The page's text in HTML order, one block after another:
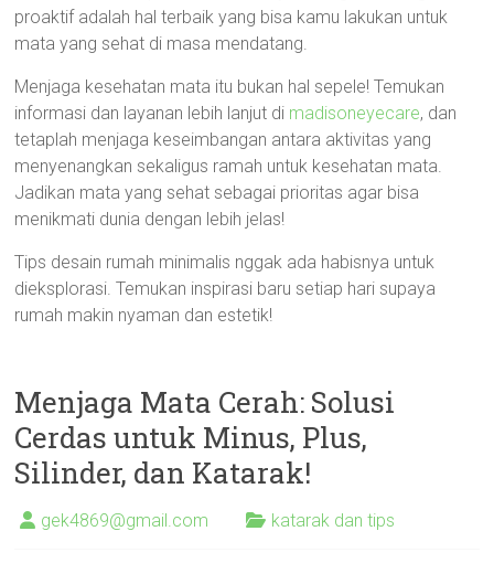
proaktif adalah hal terbaik yang bisa kamu lakukan untuk
mata yang sehat di masa mendatang.
Menjaga kesehatan mata itu bukan hal sepele! Temukan
informasi dan layanan lebih lanjut di madisoneyecare, dan
tetaplah menjaga keseimbangan antara aktivitas yang
menyenangkan sekaligus ramah untuk kesehatan mata.
Jadikan mata yang sehat sebagai prioritas agar bisa
menikmati dunia dengan lebih jelas!
Tips desain rumah minimalis nggak ada habisnya untuk
dieksplorasi. Temukan inspirasi baru setiap hari supaya
rumah makin nyaman dan estetik!
Menjaga Mata Cerah: Solusi
Cerdas untuk Minus, Plus,
Silinder, dan Katarak!
gek4869@gmail.com katarak dan tips